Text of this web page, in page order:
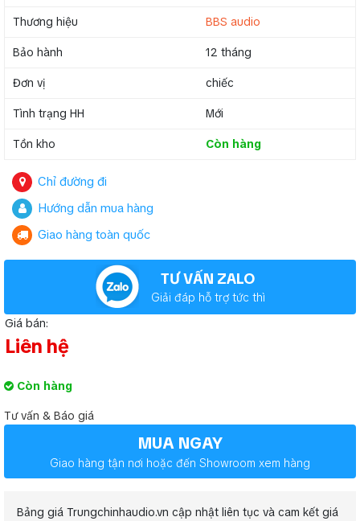
Thương hiệu BBS audio
Bảo hành 12 tháng
Đơn vị chiếc
Tình trạng HH Mới
Tồn kho Còn hàng
Chỉ đường đi
Hướng dẫn mua hàng
Giao hàng toàn quốc
TƯ VẤN ZALO
Giải đáp hỗ trợ tức thì
Giá bán:
Liên hệ
Còn hàng
Tư vấn & Báo giá
MUA NGAY
Giao hàng tận nơi hoặc đến Showroom xem hàng
Bảng giá Trungchinhaudio.vn cập nhật liên tục và cam kết giá